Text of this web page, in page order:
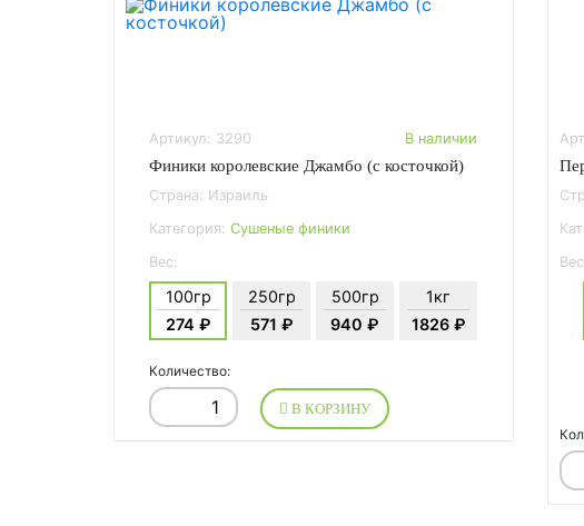
Артикул: 3290 В наличии
Финики королевские Джамбо (с косточкой)
Страна: Израиль
Категория:Сушеные финики
Вес:
100гр
274 ₽
250гр
571 ₽
500гр
940 ₽
1кг
1826 ₽
Количество:
В КОРЗИНУ